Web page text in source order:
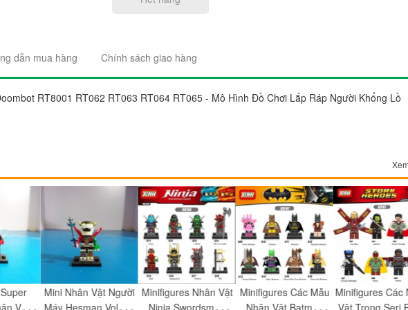
dẫn mua hàng Chính sách giao hàng
RT8001 RT062 RT063 RT064 RT065 - Mô Hình Đồ Chơi Lắp Ráp Người Khổng Lồ
Vật Người
Voltron
Minifigures Nhân Vật Minifigures Các Mẫu
Nhân Vật Batman
Minifigures Các Nhân
Vật Trong Seri Phim
Minifigures
Vật Trong
Chị Trang
Cầu Giấy, Hà